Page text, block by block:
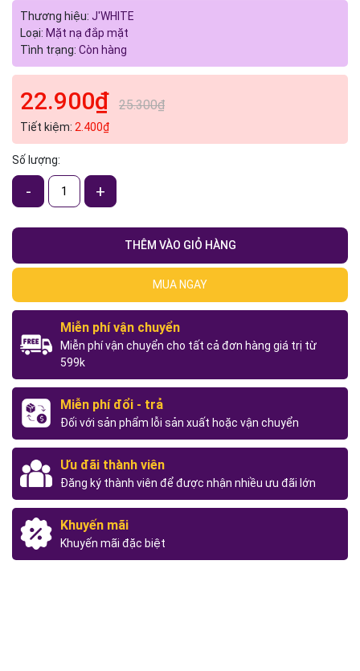
Thương hiệu: J'WHITE
Loại: Mặt nạ đắp mặt
Tình trạng: Còn hàng
22.900₫ 25.300₫
Tiết kiệm: 2.400₫
Số lượng:
- +
THÊM VÀO GIỎ HÀNG
MUA NGAY
Miễn phí vận chuyển
Miễn phí vận chuyển cho tất cả đơn hàng giá trị từ
599k
Miễn phí đổi - trả
Đối với sản phẩm lỗi sản xuất hoặc vận chuyển
Ưu đãi thành viên
Đăng ký thành viên để được nhận nhiều ưu đãi lớn
Khuyến mãi
Khuyến mãi đặc biệt
Ngày hết hạn:
Điều kiện: